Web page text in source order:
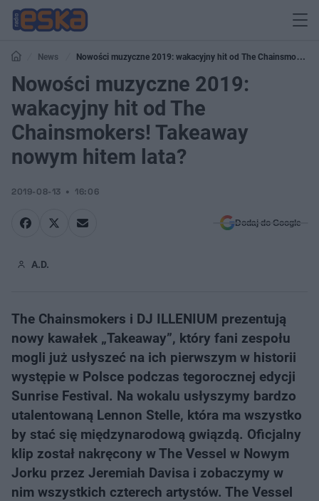
News
Nowości muzyczne 2019: wakacyjny hit od The Chainsmokers!
Takeaway nowym hitem lata?
Nowości muzyczne 2019:
wakacyjny hit od The
Chainsmokers! Takeaway
nowym hitem lata?
2019-08-13 16:06
Dodaj do Google
A.D.
The Chainsmokers i DJ ILLENIUM prezentują
nowy kawałek „Takeaway”, który fani zespołu
mogli już usłyszeć na ich pierwszym w historii
występie w Polsce podczas tegorocznej edycji
Sunrise Festival. Na wokalu usłyszymy bardzo
utalentowaną Lennon Stelle, która ma wszystko
by stać się międzynarodową gwiązdą. Oficjalny
klip został nakręcony w The Vessel w Nowym
Jorku przez Jeremiah Davisa i zobaczymy w
nim wszystkich czterech artystów. The Vessel